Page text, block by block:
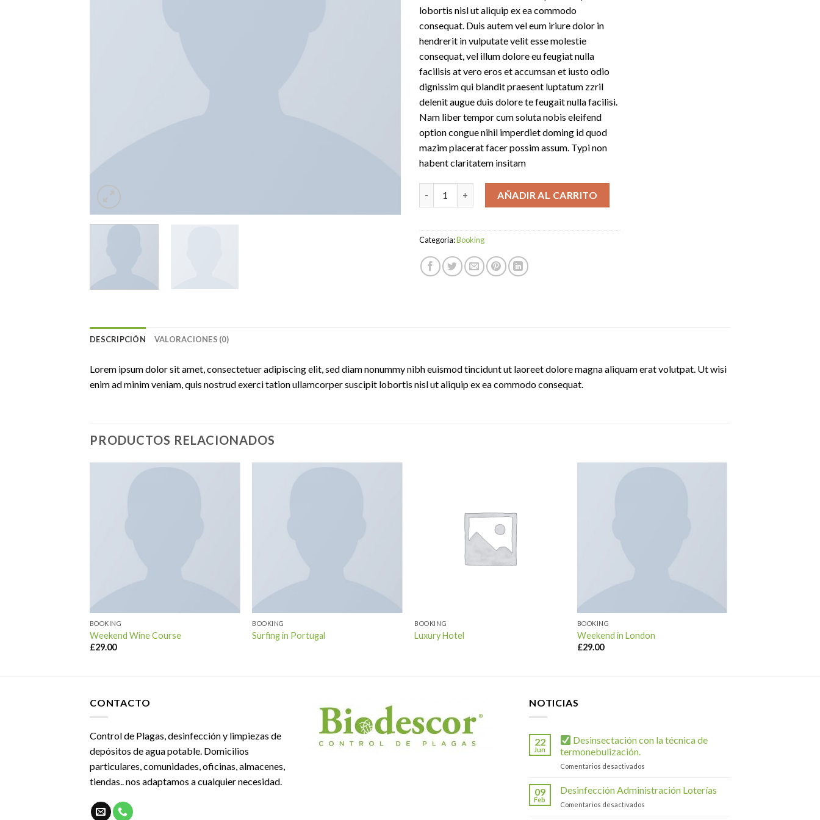
lobortis nisl ut aliquip ex ea commodo
consequat. Duis autem vel eum iriure dolor in
hendrerit in vulputate velit esse molestie
consequat, vel illum dolore eu feugiat nulla
facilisis at vero eros et accumsan et iusto odio
dignissim qui blandit praesent luptatum zzril
delenit augue duis dolore te feugait nulla facilisi.
Nam liber tempor cum soluta nobis eleifend
option congue nihil imperdiet doming id quod
mazim placerat facer possim assum. Typi non
habent claritatem insitam
Yoga Course cantidadAÑADIR AL CARRITO
Categoría:Booking
DESCRIPCIÓN VALORACIONES (0)
Lorem ipsum dolor sit amet, consectetuer adipiscing elit, sed diam nonummy nibh euismod tincidunt ut laoreet dolore magna aliquam erat volutpat. Ut wisi
enim ad minim veniam, quis nostrud exerci tation ullamcorper suscipit lobortis nisl ut aliquip ex ea commodo consequat.
PRODUCTOS RELACIONADOS
BOOKING
Weekend Wine Course
£29.00
BOOKING
Surfing in Portugal
BOOKING
Luxury Hotel
BOOKING
Weekend in London
£29.00
CONTACTO
Control de Plagas, desinfección y limpiezas de
depósitos de agua potable. Domicilios
particulares, comunidades, oficinas, almacenes,
tiendas.. nos adaptamos a cualquier necesidad.
NOTICIAS
22
Jun
Desinsectación con la técnica de
termonebulización.
Comentarios desactivadosen
Desinsectación
la
09
Feb
Desinfección Administración Loterías
Comentarios desactivadosen